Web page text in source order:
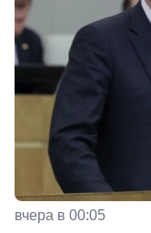
вчера в 00:05